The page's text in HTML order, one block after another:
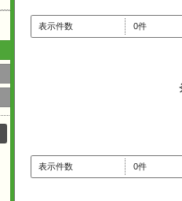
表示件数 0件
表示件数 0件